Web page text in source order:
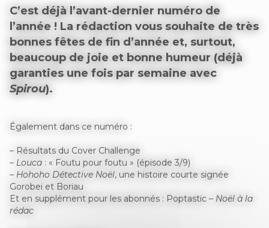
C’est déjà l’avant-dernier numéro de
l’année ! La rédaction vous souhaite de très
bonnes fêtes de fin d’année et, surtout,
beaucoup de joie et bonne humeur (déjà
garanties une fois par semaine avec
Spirou).
Également dans ce numéro :
– Résultats du Cover Challenge
– Louca : « Foutu pour foutu » (épisode 3/9)
– Hohoho Détective Noël, une histoire courte signée
Gorobei et Boriau
Et en supplément pour les abonnés : Poptastic – Noël à la
rédac